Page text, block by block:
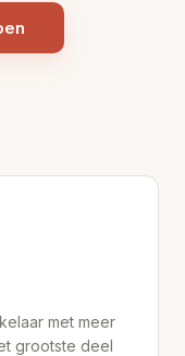
met meer
grootste deel